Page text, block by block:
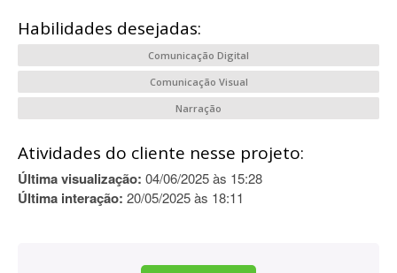
Habilidades desejadas:
Comunicação Digital
Comunicação Visual
Narração
Atividades do cliente nesse projeto:
Última visualização: 04/06/2025 às 15:28
Última interação: 20/05/2025 às 18:11